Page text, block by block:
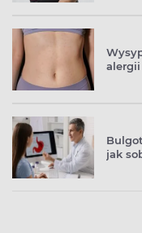
alergii
jak